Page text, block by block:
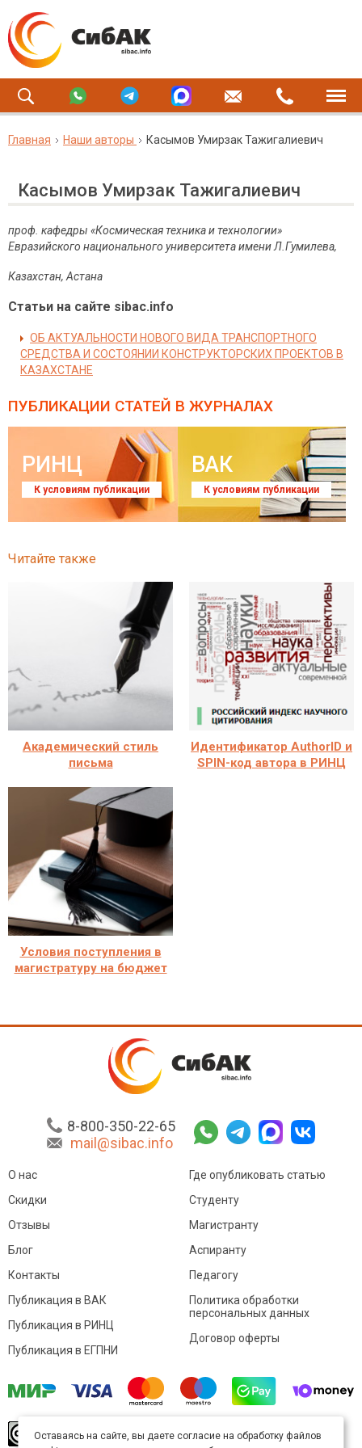
Главная Наши авторы Касымов Умирзак Тажигалиевич
Касымов Умирзак Тажигалиевич
проф. кафедры «Космическая техника и технологии»
Евразийского национального университета имени Л.Гумилева,
Казахстан, Астана
Статьи на сайте sibac.info
ОБ АКТУАЛЬНОСТИ НОВОГО ВИДА ТРАНСПОРТНОГО
СРЕДСТВА И СОСТОЯНИИ КОНСТРУКТОРСКИХ ПРОЕКТОВ В
КАЗАХСТАНЕ
ПУБЛИКАЦИИ СТАТЕЙ В ЖУРНАЛАХ
РИНЦ
К условиям публикации
ВАК
К условиям публикации
Читайте также
Академический стиль
письма
Идентификатор AuthorID и
SPIN-код автора в РИНЦ
Условия поступления в
магистратуру на бюджет
8-800-350-22-65
mail@sibac.info
О нас
Скидки
Отзывы
Блог
Контакты
Где опубликовать статью
Студенту
Магистранту
Аспиранту
Педагогу
Публикация в ВАК
Публикация в РИНЦ
Публикация в ЕГПНИ
Политика обработки
персональных данных
Договор оферты
произведение доступно полицензии Creative
Оставаясь на сайте, вы даете согласие на обработку файлов